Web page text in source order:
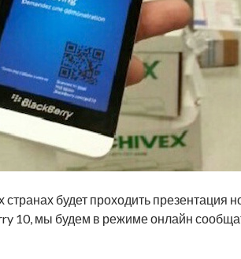
будет проходить презентация
10, мы будем в режиме онлайн